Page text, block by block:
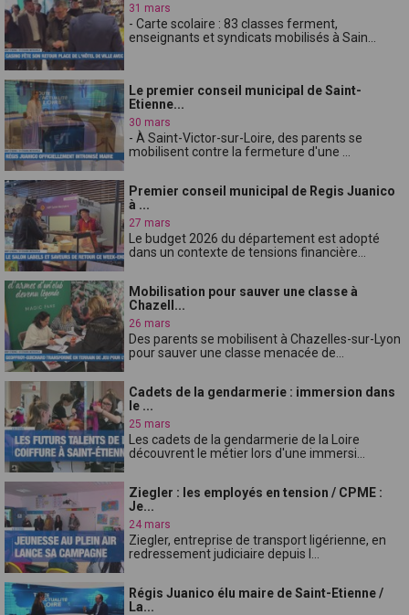
31 mars
- Carte scolaire : 83 classes ferment,
enseignants et syndicats mobilisés à Sain...
Le premier conseil municipal de Saint-
Etienne...
30 mars
- À Saint-Victor-sur-Loire, des parents se
mobilisent contre la fermeture d'une ...
Premier conseil municipal de Regis Juanico
à ...
27 mars
Le budget 2026 du département est adopté
dans un contexte de tensions financière...
Mobilisation pour sauver une classe à
Chazell...
26 mars
Des parents se mobilisent à Chazelles-sur-Lyon
pour sauver une classe menacée de...
Cadets de la gendarmerie : immersion dans
le ...
25 mars
Les cadets de la gendarmerie de la Loire
découvrent le métier lors d'une immersi...
Ziegler : les employés en tension / CPME :
Je...
24 mars
Ziegler, entreprise de transport ligérienne, en
redressement judiciaire depuis l...
Régis Juanico élu maire de Saint-Etienne /
La...